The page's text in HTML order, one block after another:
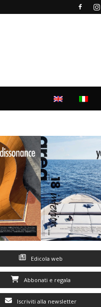
Edicola web
Abbonati e regala
Iscriviti alla newsletter